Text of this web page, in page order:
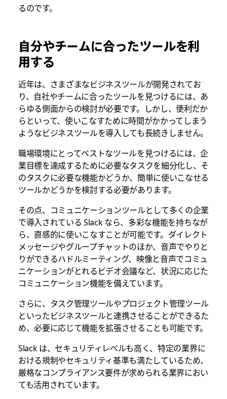
るのです。
自分やチームに合ったツールを利
用する
近年は、さまざまなビジネスツールが開発されてお
り、自社やチームに合ったツールを見つけるには、あ
らゆる側面からの検討が必要です。しかし、便利だか
らといって、使いこなすために時間がかかってしまう
ようなビジネスツールを導入しても長続きしません。
職場環境にとってベストなツールを見つけるには、企
業目標を達成するために必要なタスクを細分化し、そ
のタスクに必要な機能かどうか、簡単に使いこなせる
ツールかどうかを検討する必要があります。
その点、コミュニケーションツールとして多くの企業
で導入されている Slack なら、多彩な機能を持ちなが
ら、直感的に使いこなすことが可能です。ダイレクト
メッセージやグループチャットのほか、音声でやりと
りができるハドルミーティング、映像と音声でコミュ
ニケーションがとれるビデオ会議など、状況に応じた
コミュニケーション機能を備えています。
さらに、タスク管理ツールやプロジェクト管理ツール
といったビジネスツールと連携させることができるた
め、必要に応じて機能を拡張させることも可能です。
Slack は、セキュリティレベルも高く、特定の業界に
おける規制やセキュリティ基準も満たしているため、
厳格なコンプライアンス要件が求められる業界におい
ても活用されています。